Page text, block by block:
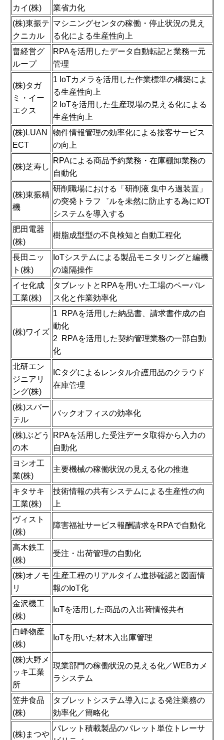
カイ(株)
業省力化
(株)東振テ
クニカル
マシニングセンタの稼働・停止状況の見え
る化による生産性向上
畠経営グ
ループ
RPAを活用したデータ自動転記と業務一元
管理
(株)タガ
ミ・イー
エクス
1 IoTカメラを活用した作業標準の構築によ
る生産性向上
2 IoTを活用した生産現場の見える化による
生産性向上
(株)LUAN
ECT
物件情報管理の効率化による接客サービス
の向上
(株)芝寿し
RPAによる商品予約業務・在庫棚卸業務の
自動化
(株)東振精
機
研削職場における「研削液 集中ろ過装置」
の突発トラフ゛ルを未然に防止する為にIOT
システムを導入する
肥田電器
(株)
樹脂成型型の不良検知と自動工程化
長田ニッ
ト(株)
IoTシステムによる製品モニタリングと編機
の遠隔操作
イセ化成
工業(株)
タブレットとRPAを用いた工場のペーパレ
ス化と作業効率化
(株)ワイズ
1 RPAを活用した納品書、請求書作成の自
動化
2 RPAを活用した契約管理業務の一部自動
化
北研エン
ジニアリ
ング(株)
ICタグによるレンタル介護用品のクラウド
在庫管理
(株)スパー
テル
バックオフィスの効率化
(株)ぶどう
の木
RPAを活用した受注データ取得から入力の
自動化
ヨシオ工
業(株)
主要機械の稼働状況の見える化の推進
キタサキ
工業(株)
技術情報の共有システムによる生産性の向
上
ヴィスト
(株)
障害福祉サービス報酬請求をRPAで自動化
高木鉄工
(株)
受注・出荷管理の自動化
(株)オノモ
リ
生産工程のリアルタイム進捗確認と図面情
報のIoT化
金沢機工
(株)
IoTを活用した商品の入出荷情報共有
白峰物産
(株)
IoTを用いた材木入出庫管理
(株)大野メ
ッキ工業
所
現業部門の稼働状況の見える化／WEBカメ
ラシステム
笠井食品
(株)
タブレットシステム導入による発注業務の
効率化／簡略化
(株)まつや
パレット積載製品のパレット単位トレーサ